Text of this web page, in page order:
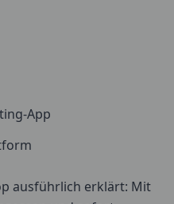
App
ausführlich erklärt: Mit